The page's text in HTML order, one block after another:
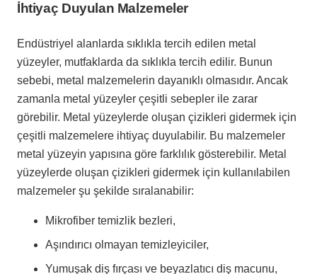
İhtiyaç Duyulan Malzemeler
Endüstriyel alanlarda sıklıkla tercih edilen metal
yüzeyler, mutfaklarda da sıklıkla tercih edilir. Bunun
sebebi, metal malzemelerin dayanıklı olmasıdır. Ancak
zamanla metal yüzeyler çeşitli sebepler ile zarar
görebilir. Metal yüzeylerde oluşan çizikleri gidermek için
çeşitli malzemelere ihtiyaç duyulabilir. Bu malzemeler
metal yüzeyin yapısına göre farklılık gösterebilir. Metal
yüzeylerde oluşan çizikleri gidermek için kullanılabilen
malzemeler şu şekilde sıralanabilir:
Mikrofiber temizlik bezleri,
Aşındırıcı olmayan temizleyiciler,
Yumuşak diş fırçası ve beyazlatıcı diş macunu,